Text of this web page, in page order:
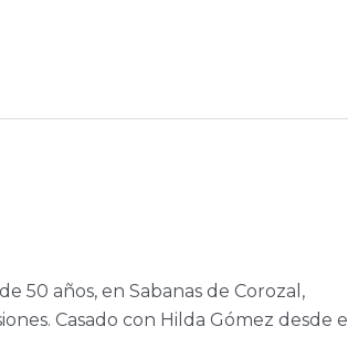
50 años, en Sabanas de Corozal,
Casado con Hilda Gómez desde el